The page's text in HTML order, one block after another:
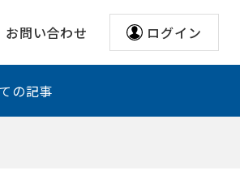
お問い合わせ ログイン
の記事